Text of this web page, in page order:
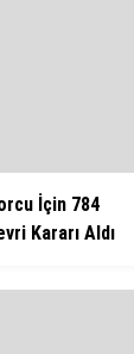
İçin 784
Kararı Aldı